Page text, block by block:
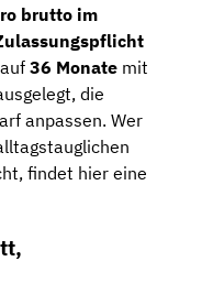
brutto im
36 Monate mit
die
anpassen. Wer
findet hier eine